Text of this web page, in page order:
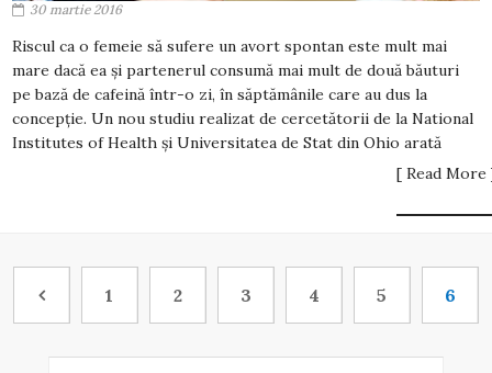
30 martie 2016
Riscul ca o femeie să sufere un avort spontan este mult mai
mare dacă ea și partenerul consumă mai mult de două băuturi
pe bază de cafeină într-o zi, în săptămânile care au dus la
concepție. Un nou studiu realizat de cercetătorii de la National
Institutes of Health și Universitatea de Stat din Ohio arată
[ Read More
1 2 3 4 5 6